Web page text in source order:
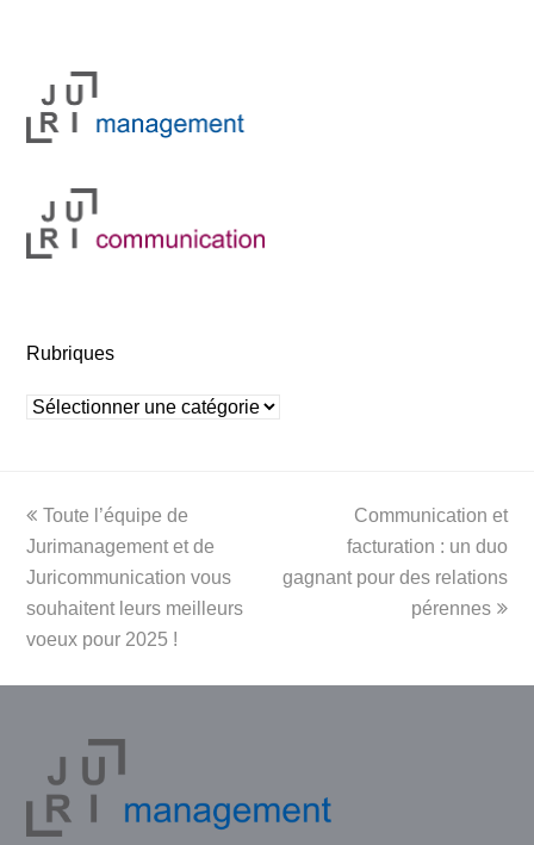
Rubriques
Rubriques
previous
post:
Toute l’équipe de
Jurimanagement et de
Juricommunication vous
souhaitent leurs meilleurs
voeux pour 2025 !
next
post:
Communication et
facturation : un duo
gagnant pour des relations
pérennes